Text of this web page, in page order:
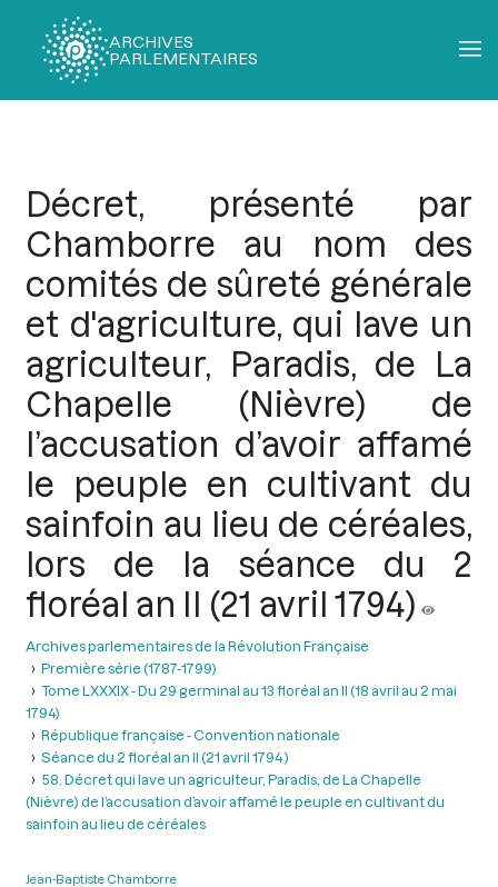
ARCHIVES
PARLEMENTAIRES
Décret, présenté par
Chamborre au nom des
comités de sûreté générale
et d'agriculture, qui lave un
agriculteur, Paradis, de La
Chapelle (Nièvre) de
l’accusation d’avoir affamé
le peuple en cultivant du
sainfoin au lieu de céréales,
lors de la séance du 2
floréal an II (21 avril 1794)
Archives parlementaires de la Révolution Française
Première série (1787-1799)
Tome LXXXIX - Du 29 germinal au 13 floréal an II (18 avril au 2 mai
1794)
République française - Convention nationale
Séance du 2 floréal an II (21 avril 1794 )
58. Décret qui lave un agriculteur, Paradis, de La Chapelle
(Nièvre) de l’accusation d’avoir affamé le peuple en cultivant du
sainfoin au lieu de céréales
Jean-Baptiste Chamborre